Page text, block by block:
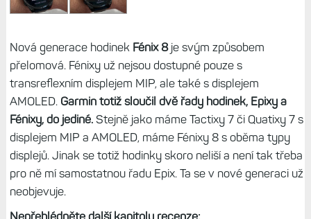
Nová generace hodinek Fénix 8je svým způsobem
přelomová. Fénixy už nejsou dostupné pouze s
transreflexním displejem MIP, ale také s displejem
AMOLED. Garmin totiž sloučil dvě řady hodinek, Epixy a
Fénixy, do jediné.Stejně jako máme Tactixy 7 či Quatixy 7 s
displejem MIP a AMOLED, máme Fénixy 8 s oběma typy
displejů. Jinak se totiž hodinky skoro neliší a není tak třeba
pro ně mí samostatnou řadu Epix. Ta se v nové generaci už
neobjevuje.